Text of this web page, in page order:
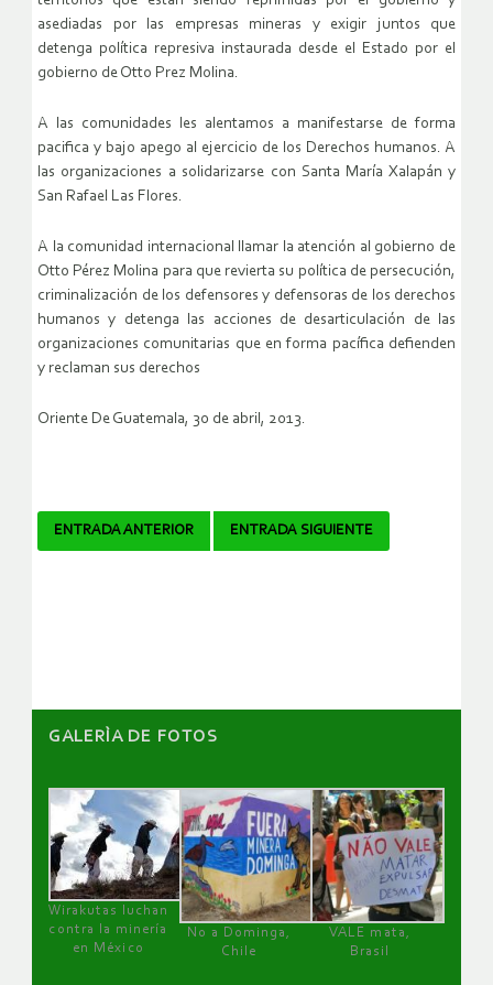
asediadas por las empresas mineras y exigir juntos que
detenga política represiva instaurada desde el Estado por el
gobierno de Otto Prez Molina.
A las comunidades les alentamos a manifestarse de forma
pacifica y bajo apego al ejercicio de los Derechos humanos. A
las organizaciones a solidarizarse con Santa María Xalapán y
San Rafael Las Flores.
A la comunidad internacional llamar la atención al gobierno de
Otto Pérez Molina para que revierta su política de persecución,
criminalización de los defensores y defensoras de los derechos
humanos y detenga las acciones de desarticulación de las
organizaciones comunitarias que en forma pacífica defienden
y reclaman sus derechos
Oriente De Guatemala, 30 de abril, 2013.
Navegador
ENTRADA ANTERIOR ENTRADA SIGUIENTE
GALERÌA DE FOTOS
Wirakutas luchan
contra la minería
en México
No a Dominga,
Chile
VALE mata,
Brasil